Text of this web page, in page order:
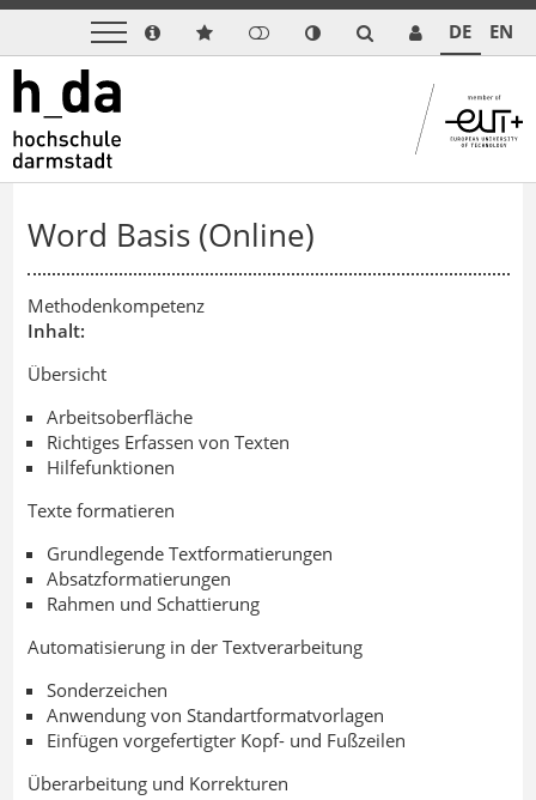
DE EN
Word Basis (Online)
Methodenkompetenz
Inhalt:
Übersicht
Arbeitsoberfläche
Richtiges Erfassen von Texten
Hilfefunktionen
Texte formatieren
Grundlegende Textformatierungen
Absatzformatierungen
Rahmen und Schattierung
Automatisierung in der Textverarbeitung
Sonderzeichen
Anwendung von Standartformatvorlagen
Einfügen vorgefertigter Kopf- und Fußzeilen
Überarbeitung und Korrekturen